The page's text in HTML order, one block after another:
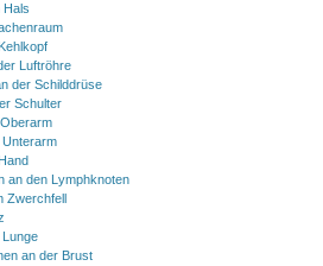
Hals
Luftröhre
der Schilddrüse
Schulter
an den Lymphknoten
Zwerchfell
an der Brust